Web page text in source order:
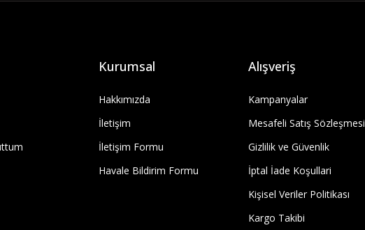
Kurumsal
Hakkımızda
İletişim
İletişim Formu
Havale Bildirim Formu
Alışveriş
Kampanyalar
Mesafeli Satış Sözleşmesi
Gizlilik ve Güvenlik
İptal İade Koşullari
Kişisel Veriler Politikası
Kargo Takibi